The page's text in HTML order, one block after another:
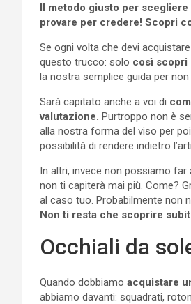
Il metodo giusto per
provare per credere! Scopri
Se ogni volta che devi
questo trucco: solo così scopri
la nostra semplice guida per
Sarà capitato anche a voi di
valutazione. Purtroppo non è
alla nostra forma del viso per
possibilità di rendere indietro
In altri, invece non possiamo
non ti capiterà mai più. Come?
al caso tuo. Probabilmente non
Non ti resta che scoprire
Occhiali da
Quando dobbiamo acquistare
abbiamo davanti: squadrati,